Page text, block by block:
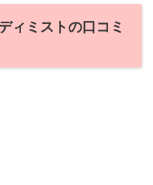
ィミストの口コミ